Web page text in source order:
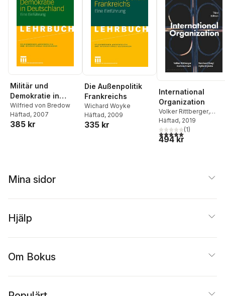
Militär und
Demokratie in
Deutschland
Wilfried von Bredow
Häftad, 2007
385 kr
Die Außenpolitik
Frankreichs
Wichard Woyke
Häftad, 2009
335 kr
International
Organization
Volker Rittberger,
Bernhard Zangl
Andreas Kruck
Dijkstra
Häftad, 2019
5,0utav 5 stjärnor.
(1)
494 kr
Mina sidor
Hjälp
Om Bokus